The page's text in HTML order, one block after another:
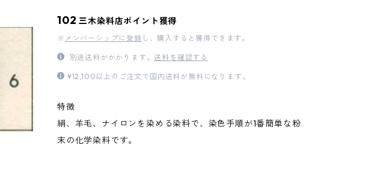
102 三木染料店ポイント獲得
※ メンバーシップに登録 し、購入すると獲得できます。
別途送料がかかります。送料を確認する
¥12,100以上のご注文で国内送料が無料になります。
特徴
絹、羊毛、ナイロンを染める染料で、染色手順が1番簡単な粉
末の化学染料です。